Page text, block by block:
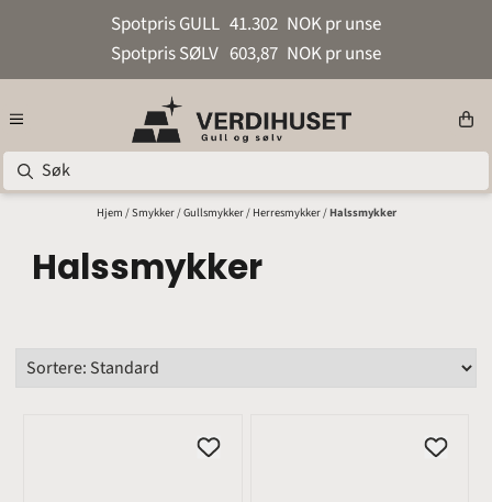
Spotpris GULL 41.302 NOK pr unse
Spotpris SØLV 603,87 NOK pr unse
Hjem /Smykker/Gullsmykker/ Herresmykker/Halssmykker
Halssmykker